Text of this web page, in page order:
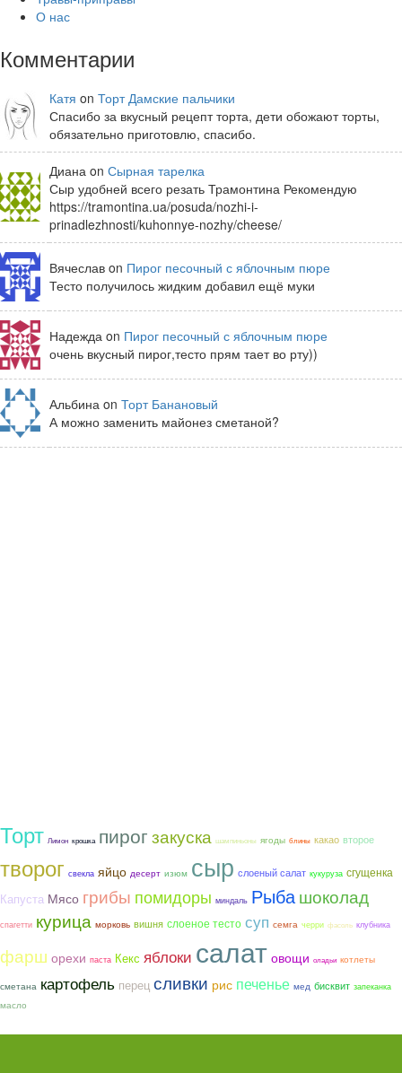
О нас
Комментарии
Катя on Торт Дамские пальчики
Спасибо за вкусный рецепт торта, дети обожают торты,
обязательно приготовлю, спасибо.
Диана on Сырная тарелка
Сыр удобней всего резать Трамонтина Рекомендую
https://tramontina.ua/posuda/nozhi-i-
prinadlezhnosti/kuhonnye-nozhy/cheese/
Вячеслав on Пирог песочный с яблочным пюре
Тесто получилось жидким добавил ещё муки
Надежда on Пирог песочный с яблочным пюре
очень вкусный пирог,тесто прям тает во рту))
Альбина on Торт Банановый
А можно заменить майонез сметаной?
Торт Лимон крошка пирогзакуска шампиньоны ягоды блины какао второе
творог свекла яйцо десерт изюм сыр слоеный салат кукуруза сгущенка
Капуста Мясо грибы помидоры миндаль Рыбашоколад
спагетти курица морковь вишня слоеное тесто суп семга черри фасоль клубника
фарш орехи паста Кекс яблоки салат овощи оладьи котлеты
сметана картофель перец сливки рис печенье мед бисквит запеканка
масло